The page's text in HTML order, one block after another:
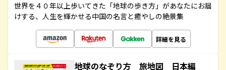
世界を４０年以上歩いてきた「地球の歩き方」があなたにお届
けする、人生を輝かせる中国の名言と癒やしの絶景集
詳細を見る
地球のなぞり方 旅地図 日本編